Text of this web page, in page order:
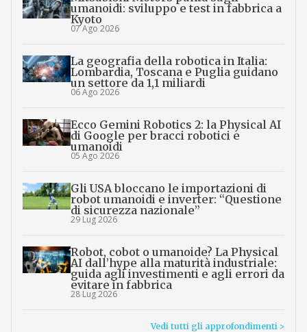
umanoidi: sviluppo e test in fabbrica a
Kyoto
07 Ago 2026
La geografia della robotica in Italia:
Lombardia, Toscana e Puglia guidano
un settore da 1,1 miliardi
06 Ago 2026
Ecco Gemini Robotics 2: la Physical AI
di Google per bracci robotici e
umanoidi
05 Ago 2026
Gli USA bloccano le importazioni di
robot umanoidi e inverter: “Questione
di sicurezza nazionale”
29 Lug 2026
Robot, cobot o umanoide? La Physical
AI dall’hype alla maturità industriale:
guida agli investimenti e agli errori da
evitare in fabbrica
28 Lug 2026
Vedi tutti gli approfondimenti >